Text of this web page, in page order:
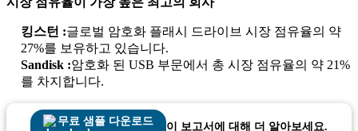
킹스턴 :글로벌 암호화 플래시 드라이브 시장 점유율의 약
27%를 보유하고 있습니다.
Sandisk :암호화 된 USB 부문에서 총 시장 점유율의 약 21%
를 차지합니다.
무료 샘플 다운로드 이 보고서에 대해 더 알아보세요.